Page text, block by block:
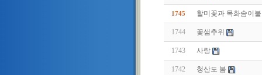
1745 할미꽃과 목화솜이불
1744 꽃샘추위
1743 사랑
1742 청산도 봄